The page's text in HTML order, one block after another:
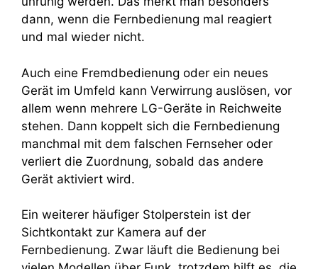
dann, wenn die Fernbedienung mal reagiert
und mal wieder nicht.
Auch eine Fremdbedienung oder ein neues
Gerät im Umfeld kann Verwirrung auslösen, vor
allem wenn mehrere LG-Geräte in Reichweite
stehen. Dann koppelt sich die Fernbedienung
manchmal mit dem falschen Fernseher oder
verliert die Zuordnung, sobald das andere
Gerät aktiviert wird.
Ein weiterer häufiger Stolperstein ist der
Sichtkontakt zur Kamera auf der
Fernbedienung. Zwar läuft die Bedienung bei